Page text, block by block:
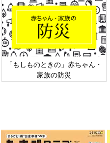
「もしものときの」赤ちゃん・
家族の防災